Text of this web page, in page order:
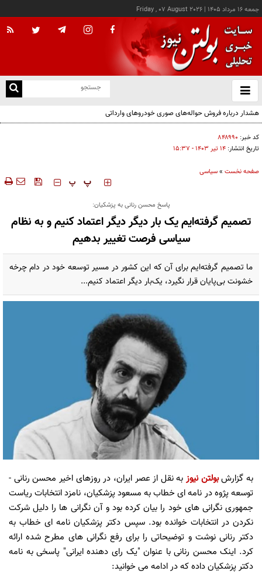
جمعه ۱۶ مرداد ۱۴۰۵ |
Friday , 07 August 2026
باز
و
هشدار درباره فروش حواله‌های صوری خودروهای وارداتی
کد خبر: ۸۴۸۹۹۰
تاریخ انتشار: ۱۴ تير ۱۴۰۳ - ۱۵:۳۷
صفحه نخست »سیاسی
‍‍‍ پ پ
پاسخ محسن رنانی به پزشکیان:
تصمیم گرفته‌ایم یک بار دیگر دیگر اعتماد کنیم و به نظام
سیاسی فرصت تغییر بدهیم
ما تصمیم گرفته‌ایم برای آن که این کشور در مسیر توسعه خود در دام چرخه
خشونت بی‌پایان قرار نگیرد، یک‌بار دیگر اعتماد کنیم...
به گزارشبولتن نیوزبه نقل از عصر ایران، در روزهای اخیر محسن رنانی -
توسعه پژوه در نامه ای خطاب به مسعود پزشکیان، نامزد انتخابات ریاست
جمهوری نگرانی های خود را بیان کرده بود و آن نگرانی ها را دلیل شرکت
نکردن در انتخابات خوانده بود. سپس دکتر پزشکیان نامه ای خطاب به
دکتر رنانی نوشت و توضیحاتی را برای رفع نگرانی های مطرح شده ارائه
کرد. اینک محسن رنانی با عنوان "یک رای دهنده ایرانی" پاسخی به نامه
دکتر پزشکیان داده که در ادامه می خوانید: